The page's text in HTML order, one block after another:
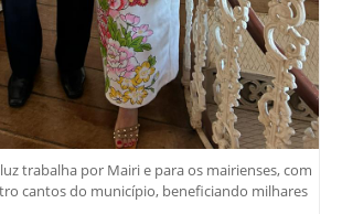
trabalha por Mairi e para os mairienses, com
cantos do município, beneficiando milhares